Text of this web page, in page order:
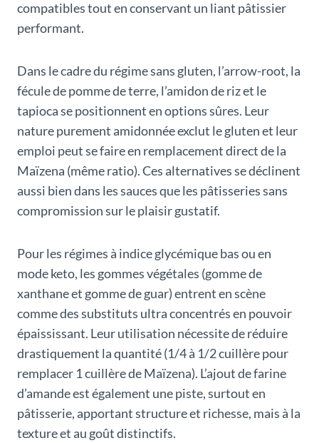
compatibles tout en conservant un liant pâtissier
performant.
Dans le cadre du régime sans gluten, l’arrow-root, la
fécule de pomme de terre, l’amidon de riz et le
tapioca se positionnent en options sûres. Leur
nature purement amidonnée exclut le gluten et leur
emploi peut se faire en remplacement direct de la
Maïzena (même ratio). Ces alternatives se déclinent
aussi bien dans les sauces que les pâtisseries sans
compromission sur le plaisir gustatif.
Pour les régimes à indice glycémique bas ou en
mode keto, les gommes végétales (gomme de
xanthane et gomme de guar) entrent en scène
comme des substituts ultra concentrés en pouvoir
épaississant. Leur utilisation nécessite de réduire
drastiquement la quantité (1/4 à 1/2 cuillère pour
remplacer 1 cuillère de Maïzena). L’ajout de farine
d’amande est également une piste, surtout en
pâtisserie, apportant structure et richesse, mais à la
texture et au goût distinctifs.